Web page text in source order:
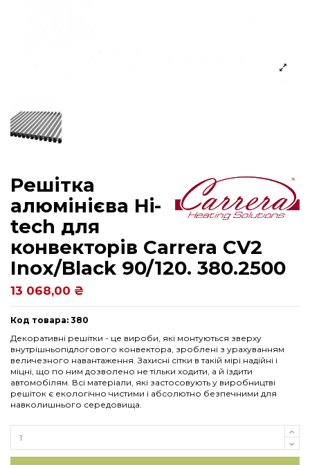
Решітка
алюмінієва Hi-
tech для
конвекторів Carrera CV2
Inox/Black 90/120. 380.2500
13 068,00 ₴
Код товара: 380
Декоративні решітки - це вироби, які монтуються зверху
внутрішньопідлогового конвектора, зроблені з урахуванням
величезного навантаження. Захисні сітки в такій мірі надійні і
міцні, що по ним дозволено не тільки ходити, а й їздити
автомобілям. Всі матеріали, які застосовують у виробництві
решіток є екологічно чистими і абсолютно безпечними для
навколишнього середовища.